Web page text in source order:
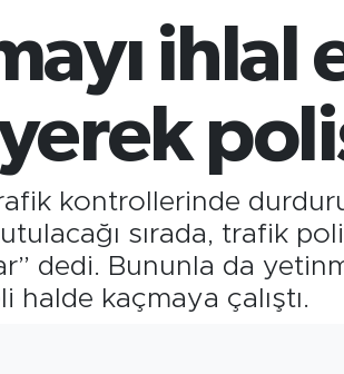
kontrollerinde
sırada, trafik
dedi. Bununla da
halde kaçmaya çalıştı.